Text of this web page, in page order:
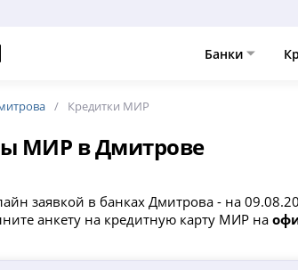
Банки
Кредитки МИР
МИР в Дмитрове
заявкой в банках Дмитрова - на
анкету на кредитную карту МИР на